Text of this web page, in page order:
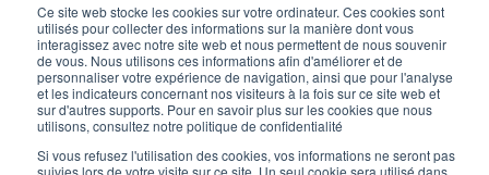
Ce site web stocke les cookies sur votre ordinateur. Ces cookies sont
utilisés pour collecter des informations sur la manière dont vous
interagissez avec notre site web et nous permettent de nous souvenir
de vous. Nous utilisons ces informations afin d'améliorer et de
personnaliser votre expérience de navigation, ainsi que pour l'analyse
et les indicateurs concernant nos visiteurs à la fois sur ce site web et
sur d'autres supports. Pour en savoir plus sur les cookies que nous
utilisons, consultez notre politique de confidentialité
Si vous refusez l'utilisation des cookies, vos informations ne seront pas
suivies lors de votre visite sur ce site. Un seul cookie sera utilisé dans
FAQ
Mentions légales
Politique de confidentialité
CGV
Plan du site